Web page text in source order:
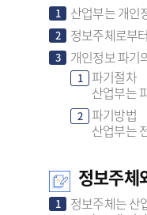
1 산업부는 개인
2 정보주체로부
3 개인정보 파기
1
파기절차
산업부는
2
파기방법
산업부는
정보주체
1
정보주체는 산